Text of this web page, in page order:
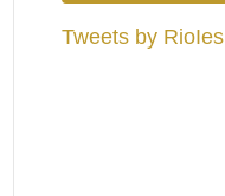
Tweets by RioIes